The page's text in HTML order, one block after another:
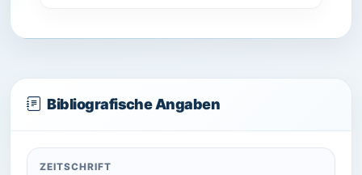
Bibliografische Angaben
ZEITSCHRIFT